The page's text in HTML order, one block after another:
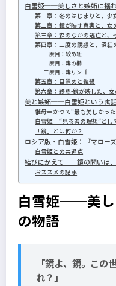
白雪姫──美しさと嫉妬に揺
第一章：冬のはじまりと、少
第二章：鏡が映す真実と、女
第三章：森のなかの逃亡と、
第四章：三度の誘惑と、深紅
一度目：絞め紐
二度目：毒の櫛
三度目：毒リンゴ
第五章：目覚めと復讐
第六章：終焉-鏡が映した、
美と嫉妬──白雪姫という寓
継母＝かつて“最も美しかっ
白雪姫＝“見る者の理想”とし
「鏡」とは何か？
ロシア版・白雪姫：『マロー
白雪姫との共通点
結びにかえて──鏡の問いは
おススメの記事
白雪姫──美し
の物語
「鏡よ、鏡。この
れ？」